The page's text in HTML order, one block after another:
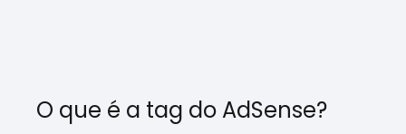
O que é a tag do AdSense?